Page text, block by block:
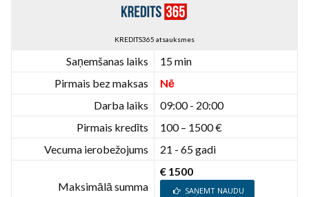
KREDITS365 atsauksmes
Saņemšanas laiks
15 min
Pirmais bez maksas
Nē
Darba laiks
09:00 - 20:00
Pirmais kredīts
100 – 1500 €
Vecuma ierobežojums
21 - 65 gadi
Maksimālā summa
€ 1500
SAŅEMT NAUDU